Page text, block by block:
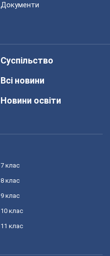
Документи
Суспільство
Всі новини
Новини освіти
7 клас
8 клас
9 клас
10 клас
11 клас